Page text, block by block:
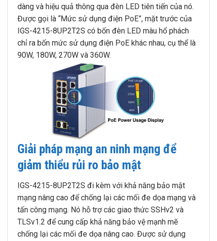
dàng và hiệu quả thông qua đèn LED tiên tiến của nó.
Được gọi là “Mức sử dụng điện PoE”, mặt trước của
IGS-4215-8UP2T2S có bốn đèn LED màu hổ phách
chỉ ra bốn mức sử dụng điện PoE khác nhau, cụ thể là
90W, 180W, 270W và 360W.
Giải pháp mạng an ninh mạng để
giảm thiểu rủi ro bảo mật
IGS-4215-8UP2T2S đi kèm với khả năng bảo mật
mạng nâng cao để chống lại các mối đe dọa mạng và
tấn công mạng. Nó hỗ trợ các giao thức SSHv2 và
TLSv1.2 để cung cấp khả năng bảo vệ mạnh mẽ
chống lại các mối đe dọa nâng cao. Được sử dụng